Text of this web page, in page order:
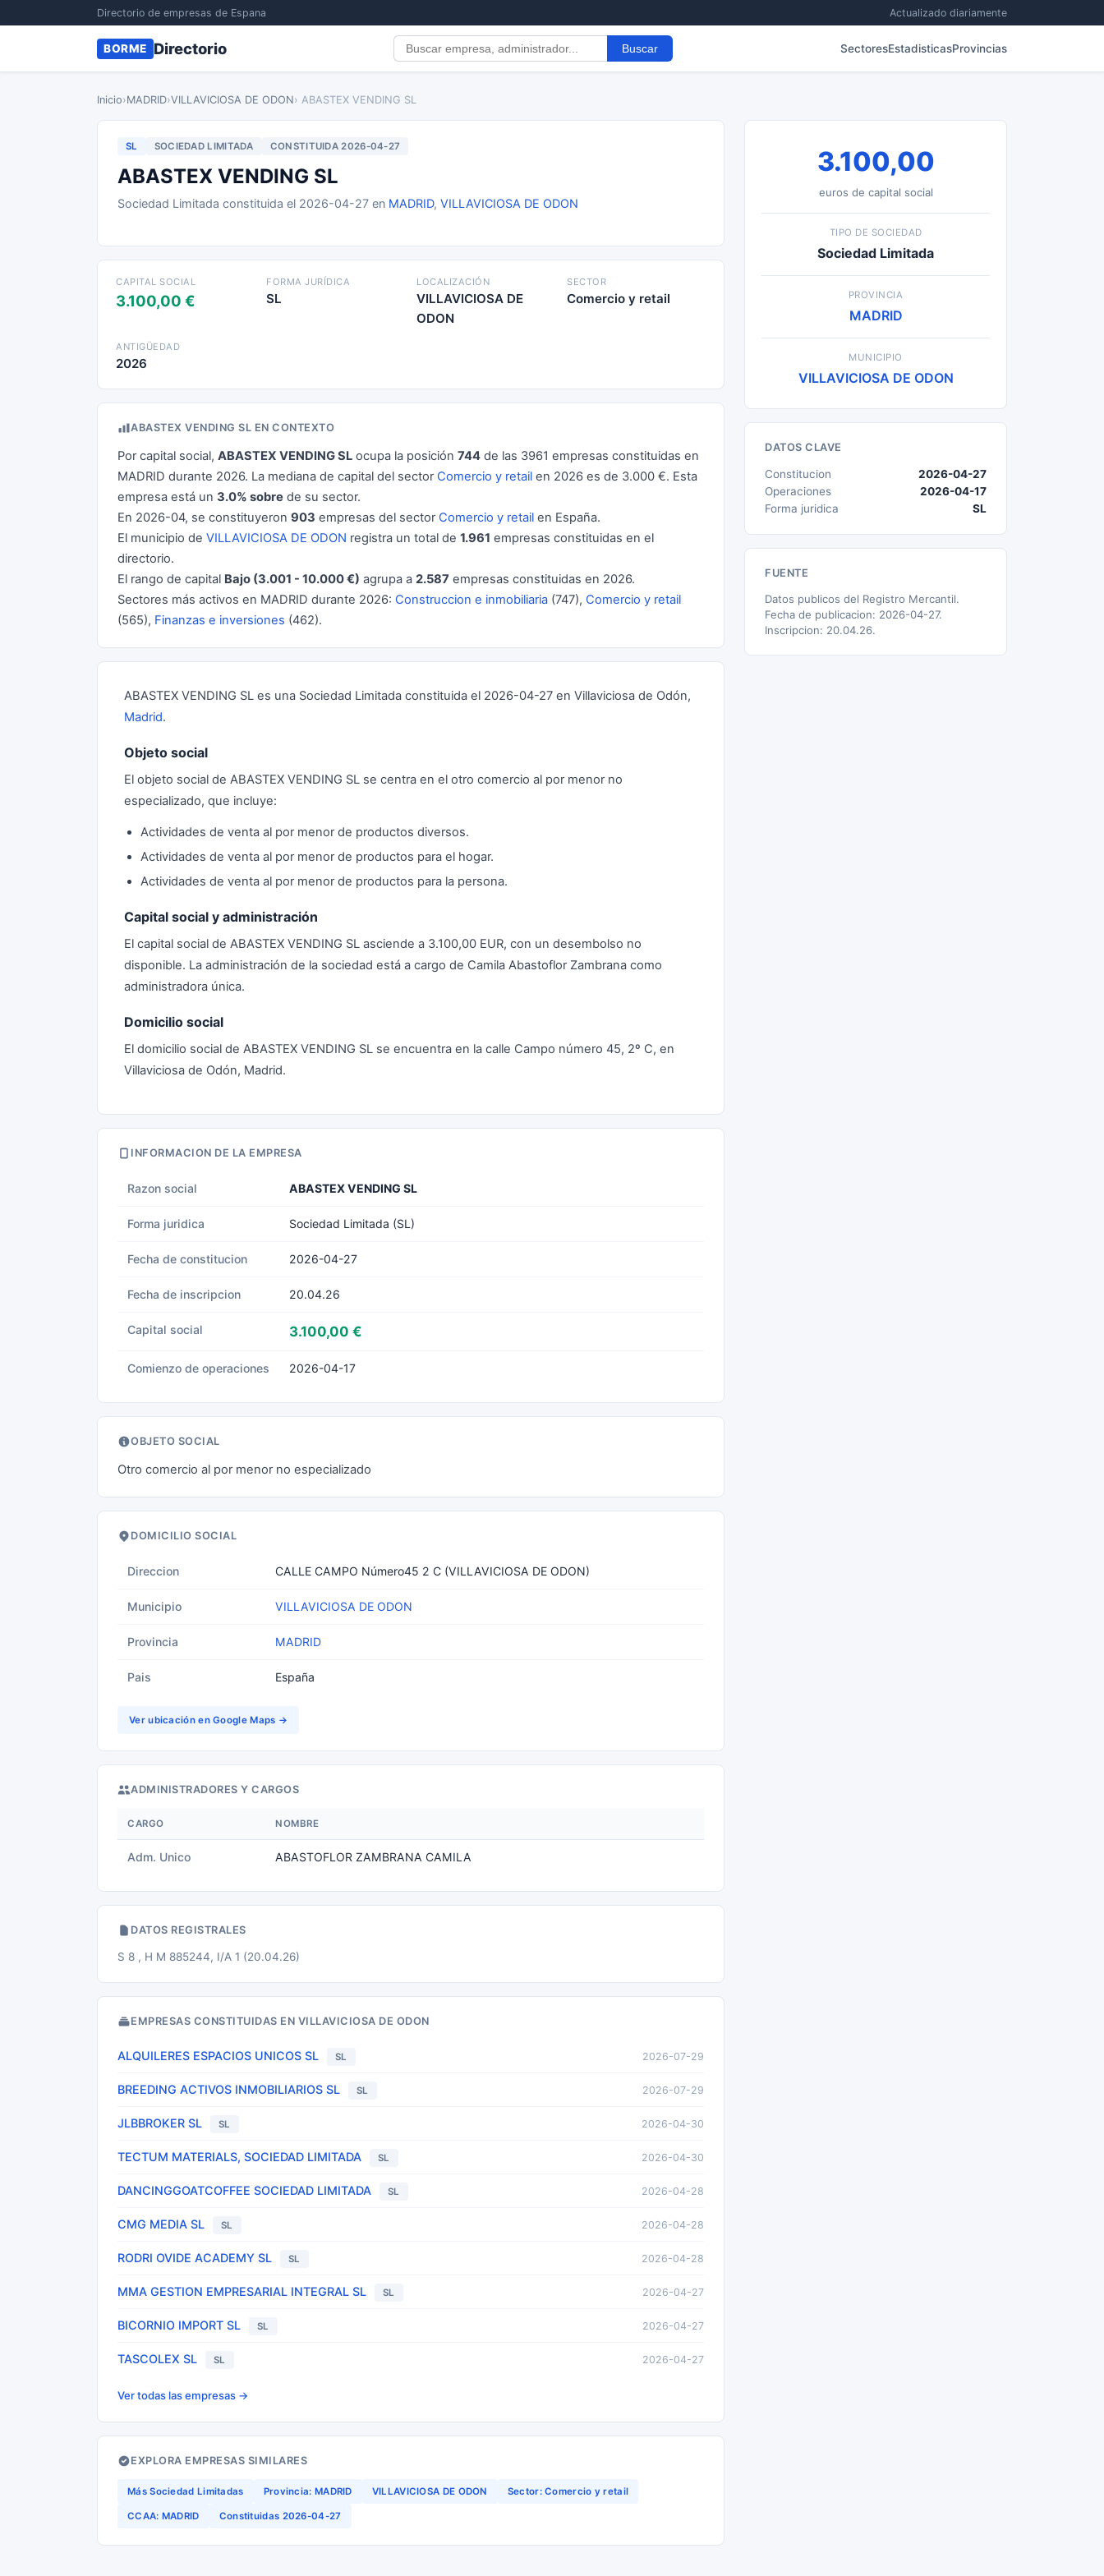
Directorio de empresas de Espana Actualizado diariamente
BORME Directorio Buscar SectoresEstadisticasProvincias
Inicio›MADRID›VILLAVICIOSA DE ODON› ABASTEX VENDING SL
SL SOCIEDAD LIMITADA CONSTITUIDA 2026-04-27
ABASTEX VENDING SL
Sociedad Limitada constituida el 2026-04-27 en MADRID, VILLAVICIOSA DE ODON
CAPITAL SOCIAL
3.100,00 €
FORMA JURÍDICA
SL
LOCALIZACIÓN
VILLAVICIOSA DE
ODON
SECTOR
Comercio y retail
ANTIGÜEDAD
2026
ABASTEX VENDING SL EN CONTEXTO
Por capital social, ABASTEX VENDING SL ocupa la posición 744 de las 3961 empresas constituidas en
MADRID durante 2026. La mediana de capital del sector Comercio y retail en 2026 es de 3.000 €. Esta
empresa está un 3.0% sobre de su sector.
En 2026-04, se constituyeron 903 empresas del sector Comercio y retail en España.
El municipio de VILLAVICIOSA DE ODON registra un total de 1.961 empresas constituidas en el
directorio.
El rango de capital Bajo (3.001 - 10.000 €) agrupa a 2.587 empresas constituidas en 2026.
Sectores más activos en MADRID durante 2026: Construccion e inmobiliaria (747), Comercio y retail
(565), Finanzas e inversiones (462).
ABASTEX VENDING SL es una Sociedad Limitada constituida el 2026-04-27 en Villaviciosa de Odón,
Madrid.
Objeto social
El objeto social de ABASTEX VENDING SL se centra en el otro comercio al por menor no
especializado, que incluye:
Actividades de venta al por menor de productos diversos.
Actividades de venta al por menor de productos para el hogar.
Actividades de venta al por menor de productos para la persona.
Capital social y administración
El capital social de ABASTEX VENDING SL asciende a 3.100,00 EUR, con un desembolso no
disponible. La administración de la sociedad está a cargo de Camila Abastoflor Zambrana como
administradora única.
Domicilio social
El domicilio social de ABASTEX VENDING SL se encuentra en la calle Campo número 45, 2º C, en
Villaviciosa de Odón, Madrid.
INFORMACION DE LA EMPRESA
Razon social ABASTEX VENDING SL
Forma juridica Sociedad Limitada (SL)
Fecha de constitucion 2026-04-27
Fecha de inscripcion 20.04.26
Capital social 3.100,00 €
Comienzo de operaciones 2026-04-17
OBJETO SOCIAL
Otro comercio al por menor no especializado
DOMICILIO SOCIAL
Direccion CALLE CAMPO Número45 2 C (VILLAVICIOSA DE ODON)
Municipio VILLAVICIOSA DE ODON
Provincia MADRID
Pais España
Ver ubicación en Google Maps →
ADMINISTRADORES Y CARGOS
CARGO NOMBRE
Adm. Unico ABASTOFLOR ZAMBRANA CAMILA
DATOS REGISTRALES
S 8 , H M 885244, I/A 1 (20.04.26)
EMPRESAS CONSTITUIDAS EN VILLAVICIOSA DE ODON
ALQUILERES ESPACIOS UNICOS SL SL 2026-07-29
BREEDING ACTIVOS INMOBILIARIOS SL SL 2026-07-29
JLBBROKER SL SL 2026-04-30
TECTUM MATERIALS, SOCIEDAD LIMITADA SL 2026-04-30
DANCINGGOATCOFFEE SOCIEDAD LIMITADA SL 2026-04-28
CMG MEDIA SL SL 2026-04-28
RODRI OVIDE ACADEMY SL SL 2026-04-28
MMA GESTION EMPRESARIAL INTEGRAL SL SL 2026-04-27
BICORNIO IMPORT SL SL 2026-04-27
TASCOLEX SL SL 2026-04-27
Ver todas las empresas →
EXPLORA EMPRESAS SIMILARES
Más Sociedad Limitadas Provincia: MADRID VILLAVICIOSA DE ODON Sector: Comercio y retail
CCAA: MADRID Constituidas 2026-04-27
3.100,00
euros de capital social
TIPO DE SOCIEDAD
Sociedad Limitada
PROVINCIA
MADRID
MUNICIPIO
VILLAVICIOSA DE ODON
DATOS CLAVE
Constitucion
2026-04-27
Operaciones
2026-04-17
Forma juridica
SL
FUENTE
Datos publicos del Registro Mercantil.
Fecha de publicacion: 2026-04-27.
Inscripcion: 20.04.26.